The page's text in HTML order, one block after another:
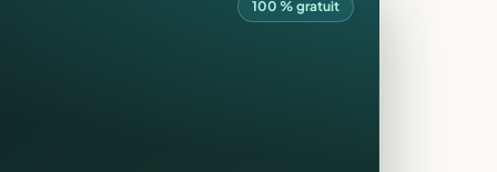
100 % gratuit